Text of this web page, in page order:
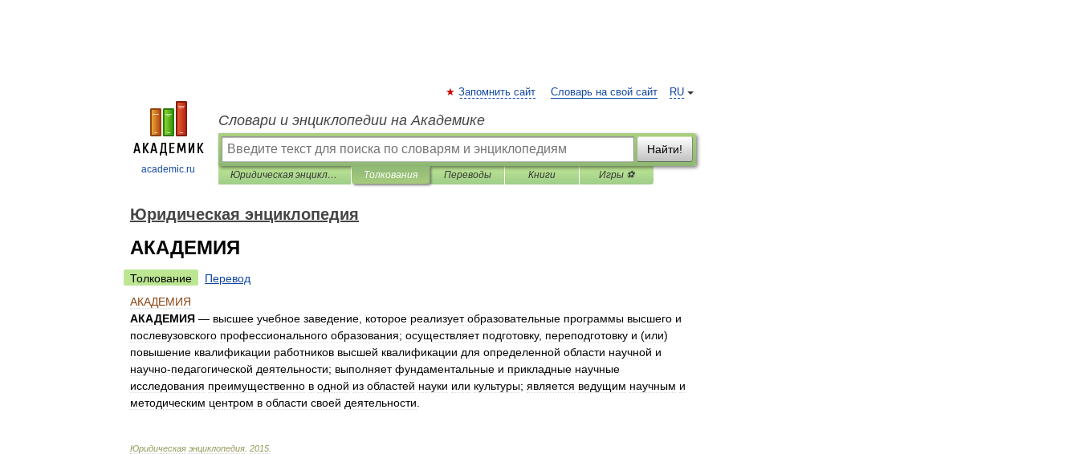
academic.ru
RU
Запомнить сайт Словарь на свой сайт
Словари и энциклопедии на Академике
Найти!
Юридическая энциклопедия Толкования Переводы Книги Игры ⚽
Юридическая энциклопедия
АКАДЕМИЯ
Толкование
Перевод
АКАДЕМИЯ
АКАДЕМИЯ — высшее учебное заведение которое реализует образовательные программы высшего и
послевузовского профессионального образования; осуществляет подготовку, переподготовку и (или)
повышение квалификации работников высшей квалификации для определенной области научной и
научно-педагогической деятельности; выполняет фундаментальные и прикладные научные
исследования преимущественно в одной из областей науки или культуры; является ведущим научным и
методическим центром в области своей деятельности
Юридическая энциклопедия 2015